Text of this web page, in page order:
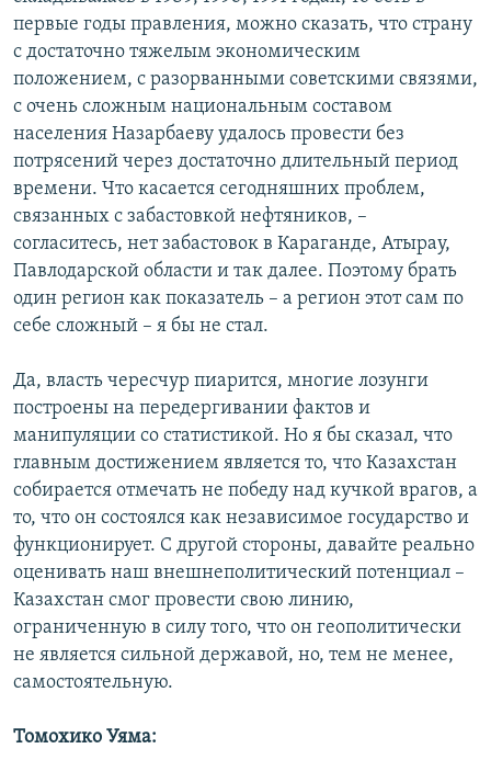
первые годы правления, можно сказать, что страну
с достаточно тяжелым экономическим
положением, с разорванными советскими связями,
с очень сложным национальным составом
населения Назарбаеву удалось провести без
потрясений через достаточно длительный период
времени. Что касается сегодняшних проблем,
связанных с забастовкой нефтяников, –
согласитесь, нет забастовок в Караганде, Атырау,
Павлодарской области и так далее. Поэтому брать
один регион как показатель – а регион этот сам по
себе сложный – я бы не стал.
Да, власть чересчур пиарится, многие лозунги
построены на передергивании фактов и
манипуляции со статистикой. Но я бы сказал, что
главным достижением является то, что Казахстан
собирается отмечать не победу над кучкой врагов, а
то, что он состоялся как независимое государство и
функционирует. С другой стороны, давайте реально
оценивать наш внешнеполитический потенциал –
Казахстан смог провести свою линию,
ограниченную в силу того, что он геополитически
не является сильной державой, но, тем не менее,
самостоятельную.
Томохико Уяма: